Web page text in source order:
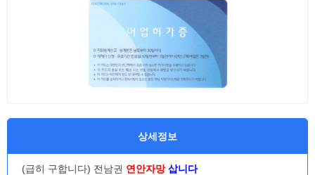
상세정보
(급히 구합니다) 전남권 연안자망삽니다